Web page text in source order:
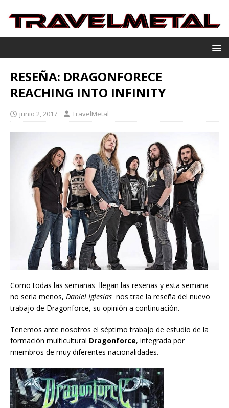
RESEÑA: DRAGONFORECE
REACHING INTO INFINITY
junio 2, 2017 TravelMetal
Como todas las semanas llegan las reseñas y esta semana
no seria menos, Daniel Iglesias nos trae la reseña del nuevo
trabajo de Dragonforce, su opinión a continuación.
Tenemos ante nosotros el séptimo trabajo de estudio de la
formación multicultural Dragonforce, integrada por
miembros de muy diferentes nacionalidades.